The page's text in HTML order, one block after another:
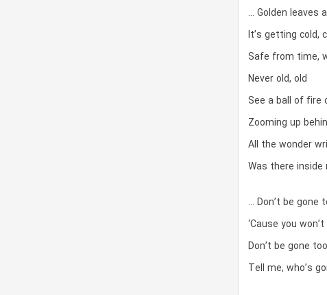
… Golden leaves
It’s getting cold,
Safe from time,
Never old, old
See a ball of fire
Zooming up
All the wonder
Was there inside
… Don’t be gone
‘Cause you
Don’t be gone
Tell me, who’s